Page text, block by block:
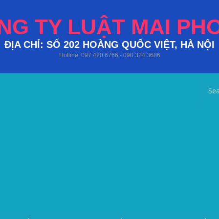
TY LUẬT MAI
ĐỊA CHỈ: SỐ 202 HOÀNG QUỐC VIỆT, HÀ NỘI
Hotline: 097 420 6766 - 090 324 3686